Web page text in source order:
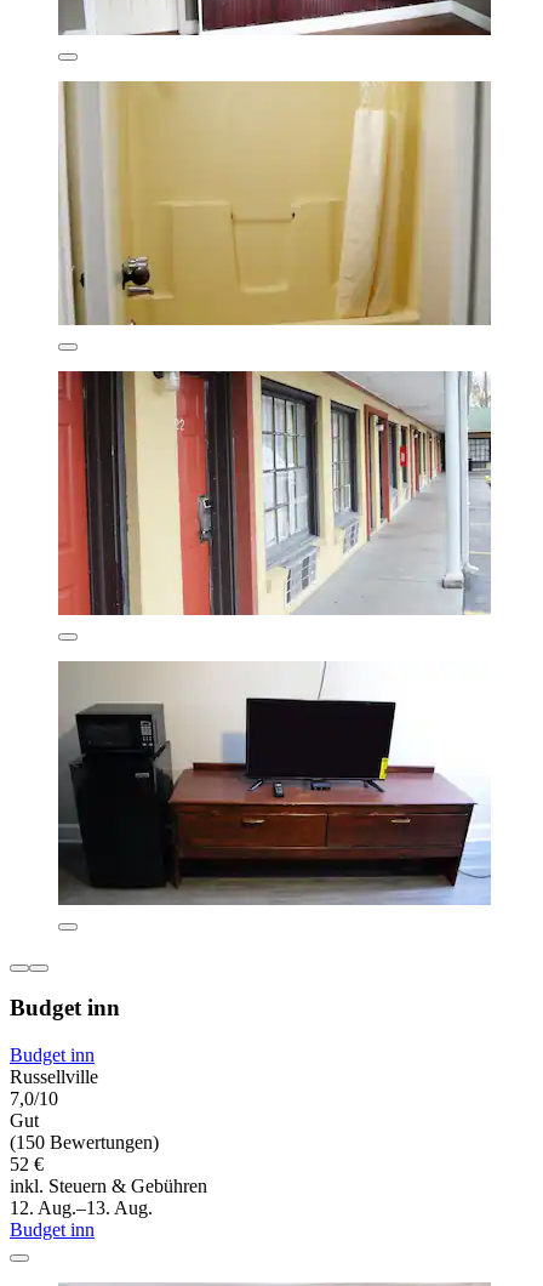
Budget inn
Budget inn
Russellville
7,0/10
Gut
(150 Bewertungen)
52 €
inkl. Steuern & Gebühren
12. Aug.–13. Aug.
Budget inn